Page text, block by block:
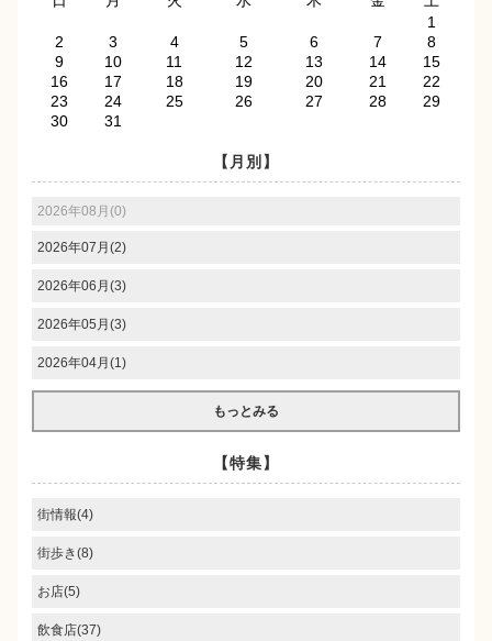
1
2
3 4 5 6 7
8
9
10 11 12 13 14
15
16
17 18 19 20 21
22
23
24 25 26 27 28
29
30
31
【月別】
2026年08月(0)
2026年07月(2)
2026年06月(3)
2026年05月(3)
2026年04月(1)
もっとみる
【特集】
街情報(4)
街歩き(8)
お店(5)
飲食店(37)